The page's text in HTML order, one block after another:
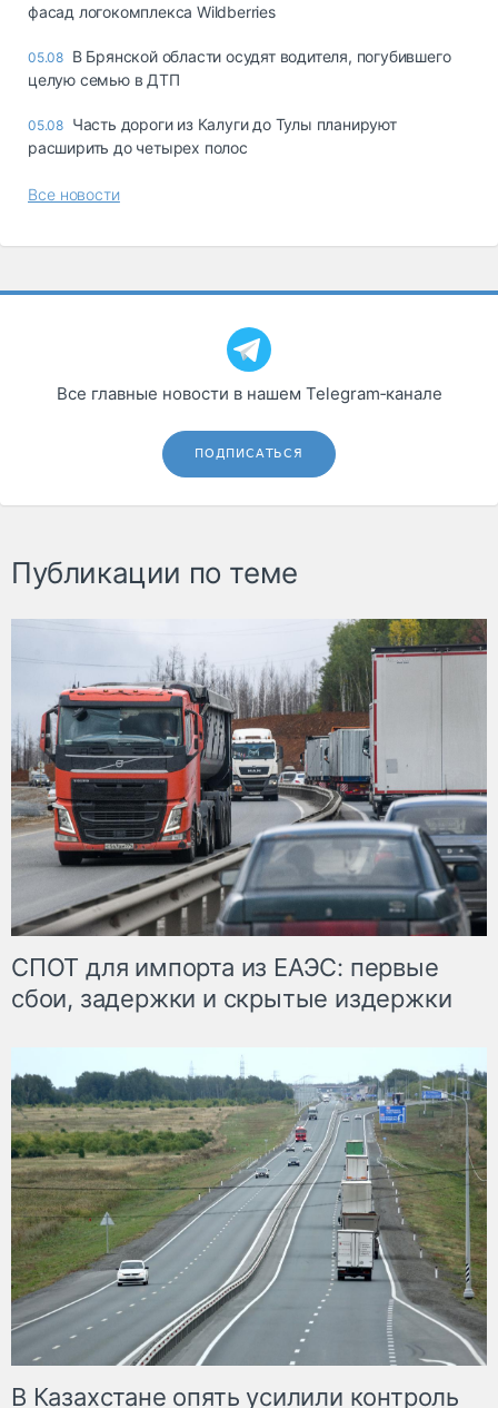
фасад логокомплекса Wildberries
05.08 В Брянской области осудят водителя, погубившего
целую семью в ДТП
05.08 Часть дороги из Калуги до Тулы планируют
расширить до четырех полос
Все новости
Все главные новости в нашем Telegram‑канале
ПОДПИСАТЬСЯ
Публикации по теме
СПОТ для импорта из ЕАЭС: первые
сбои, задержки и скрытые издержки
В Казахстане опять усилили контроль